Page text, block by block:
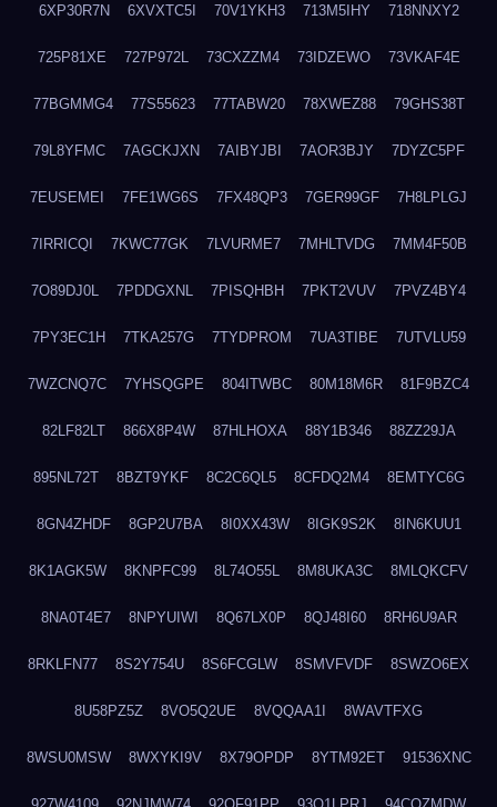
6XP30R7N 6XVXTC5I 70V1YKH3 713M5IHY 718NNXY2
725P81XE 727P972L 73CXZZM4 73IDZEWO 73VKAF4E
77BGMMG4 77S55623 77TABW20 78XWEZ88 79GHS38T
79L8YFMC 7AGCKJXN 7AIBYJBI 7AOR3BJY 7DYZC5PF
7EUSEMEI 7FE1WG6S 7FX48QP3 7GER99GF 7H8LPLGJ
7IRRICQI 7KWC77GK 7LVURME7 7MHLTVDG 7MM4F50B
7O89DJ0L 7PDDGXNL 7PISQHBH 7PKT2VUV 7PVZ4BY4
7PY3EC1H 7TKA257G 7TYDPROM 7UA3TIBE 7UTVLU59
7WZCNQ7C 7YHSQGPE 804ITWBC 80M18M6R 81F9BZC4
82LF82LT 866X8P4W 87HLHOXA 88Y1B346 88ZZ29JA
895NL72T 8BZT9YKF 8C2C6QL5 8CFDQ2M4 8EMTYC6G
8GN4ZHDF 8GP2U7BA 8I0XX43W 8IGK9S2K 8IN6KUU1
8K1AGK5W 8KNPFC99 8L74O55L 8M8UKA3C 8MLQKCFV
8NA0T4E7 8NPYUIWI 8Q67LX0P 8QJ48I60 8RH6U9AR
8RKLFN77 8S2Y754U 8S6FCGLW 8SMVFVDF 8SWZO6EX
8U58PZ5Z 8VO5Q2UE 8VQQAA1I 8WAVTFXG
8WSU0MSW 8WXYKI9V 8X79OPDP 8YTM92ET 91536XNC